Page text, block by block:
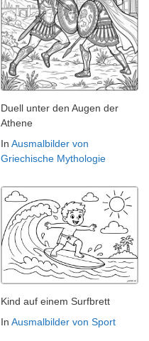
Duell unter den Augen der
Athene
In Ausmalbilder von
Griechische Mythologie
Kind auf einem Surfbrett
In Ausmalbilder von Sport